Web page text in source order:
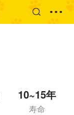
10~15年
寿命